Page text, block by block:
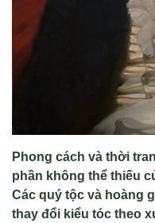
Phong cách và thời
phần không thể thiếu
Các quý tộc và hoàng
thay đổi kiểu tóc theo